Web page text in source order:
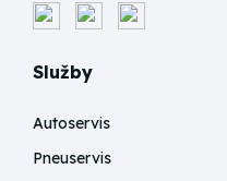
Služby
Autoservis
Pneuservis